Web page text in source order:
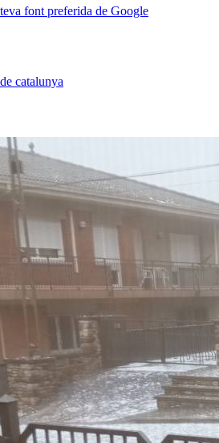
font preferida de Google
catalunya